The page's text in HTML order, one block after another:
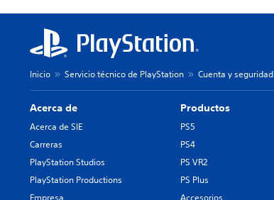
Inicio Servicio técnico de PlayStation Cuenta y seguridad
Acerca de
Acerca de SIE
Carreras
PlayStation Studios
PlayStation Productions
Empresa
Productos
PS5
PS4
PS VR2
PS Plus
Accesorios